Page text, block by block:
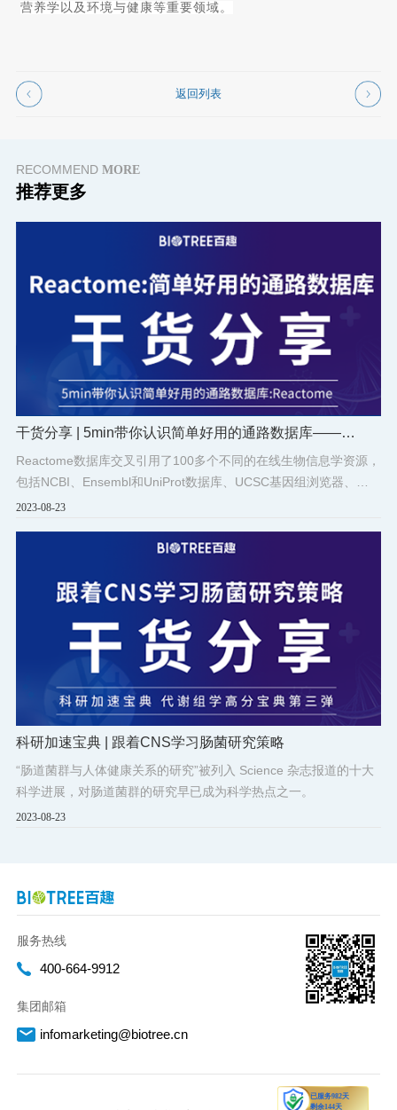
营养学以及环境与健康等重要领域。
返回列表
RECOMMEND MORE
推荐更多
干货分享 | 5min带你认识简单好用的通路数据库——
Reactome数据库交叉引用了100多个不同的在线生物信息学资源，
包括NCBI、Ensembl和UniProt数据库、UCSC基因组浏览器、
ChEBI小分子数据库和PubMed文献数据库等。
2023-08-23
科研加速宝典 | 跟着CNS学习肠菌研究策略
“肠道菌群与人体健康关系的研究”被列入 Science 杂志报道的十大
科学进展，对肠道菌群的研究早已成为科学热点之一。
2023-08-23
服务热线
400-664-9912
集团邮箱
infomarketing@biotree.cn